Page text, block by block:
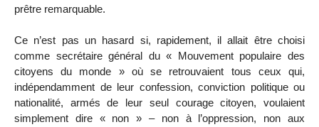
prêtre remarquable.
Ce n’est pas un hasard si, rapidement, il allait être choisi
comme secrétaire général du « Mouvement populaire des
citoyens du monde » où se retrouvaient tous ceux qui,
indépendamment de leur confession, conviction politique ou
nationalité, armés de leur seul courage citoyen, voulaient
simplement dire « non » – non à l’oppression, non aux